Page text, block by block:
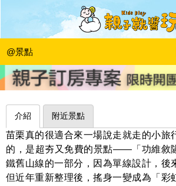
@景點
彩虹隧道×藍皮火車，說
日遊～苗栗功維敘隧道
捲捲頭 Wonderful 品味。生活|2025-08-10
介紹 附近景點
苗栗真的很適合來一場說走就走的小旅
的，是超夯又免費的景點——「功維敘
鐵舊山線的一部分，因為單線設計，後
但近年重新整理後，搖身一變成為「彩